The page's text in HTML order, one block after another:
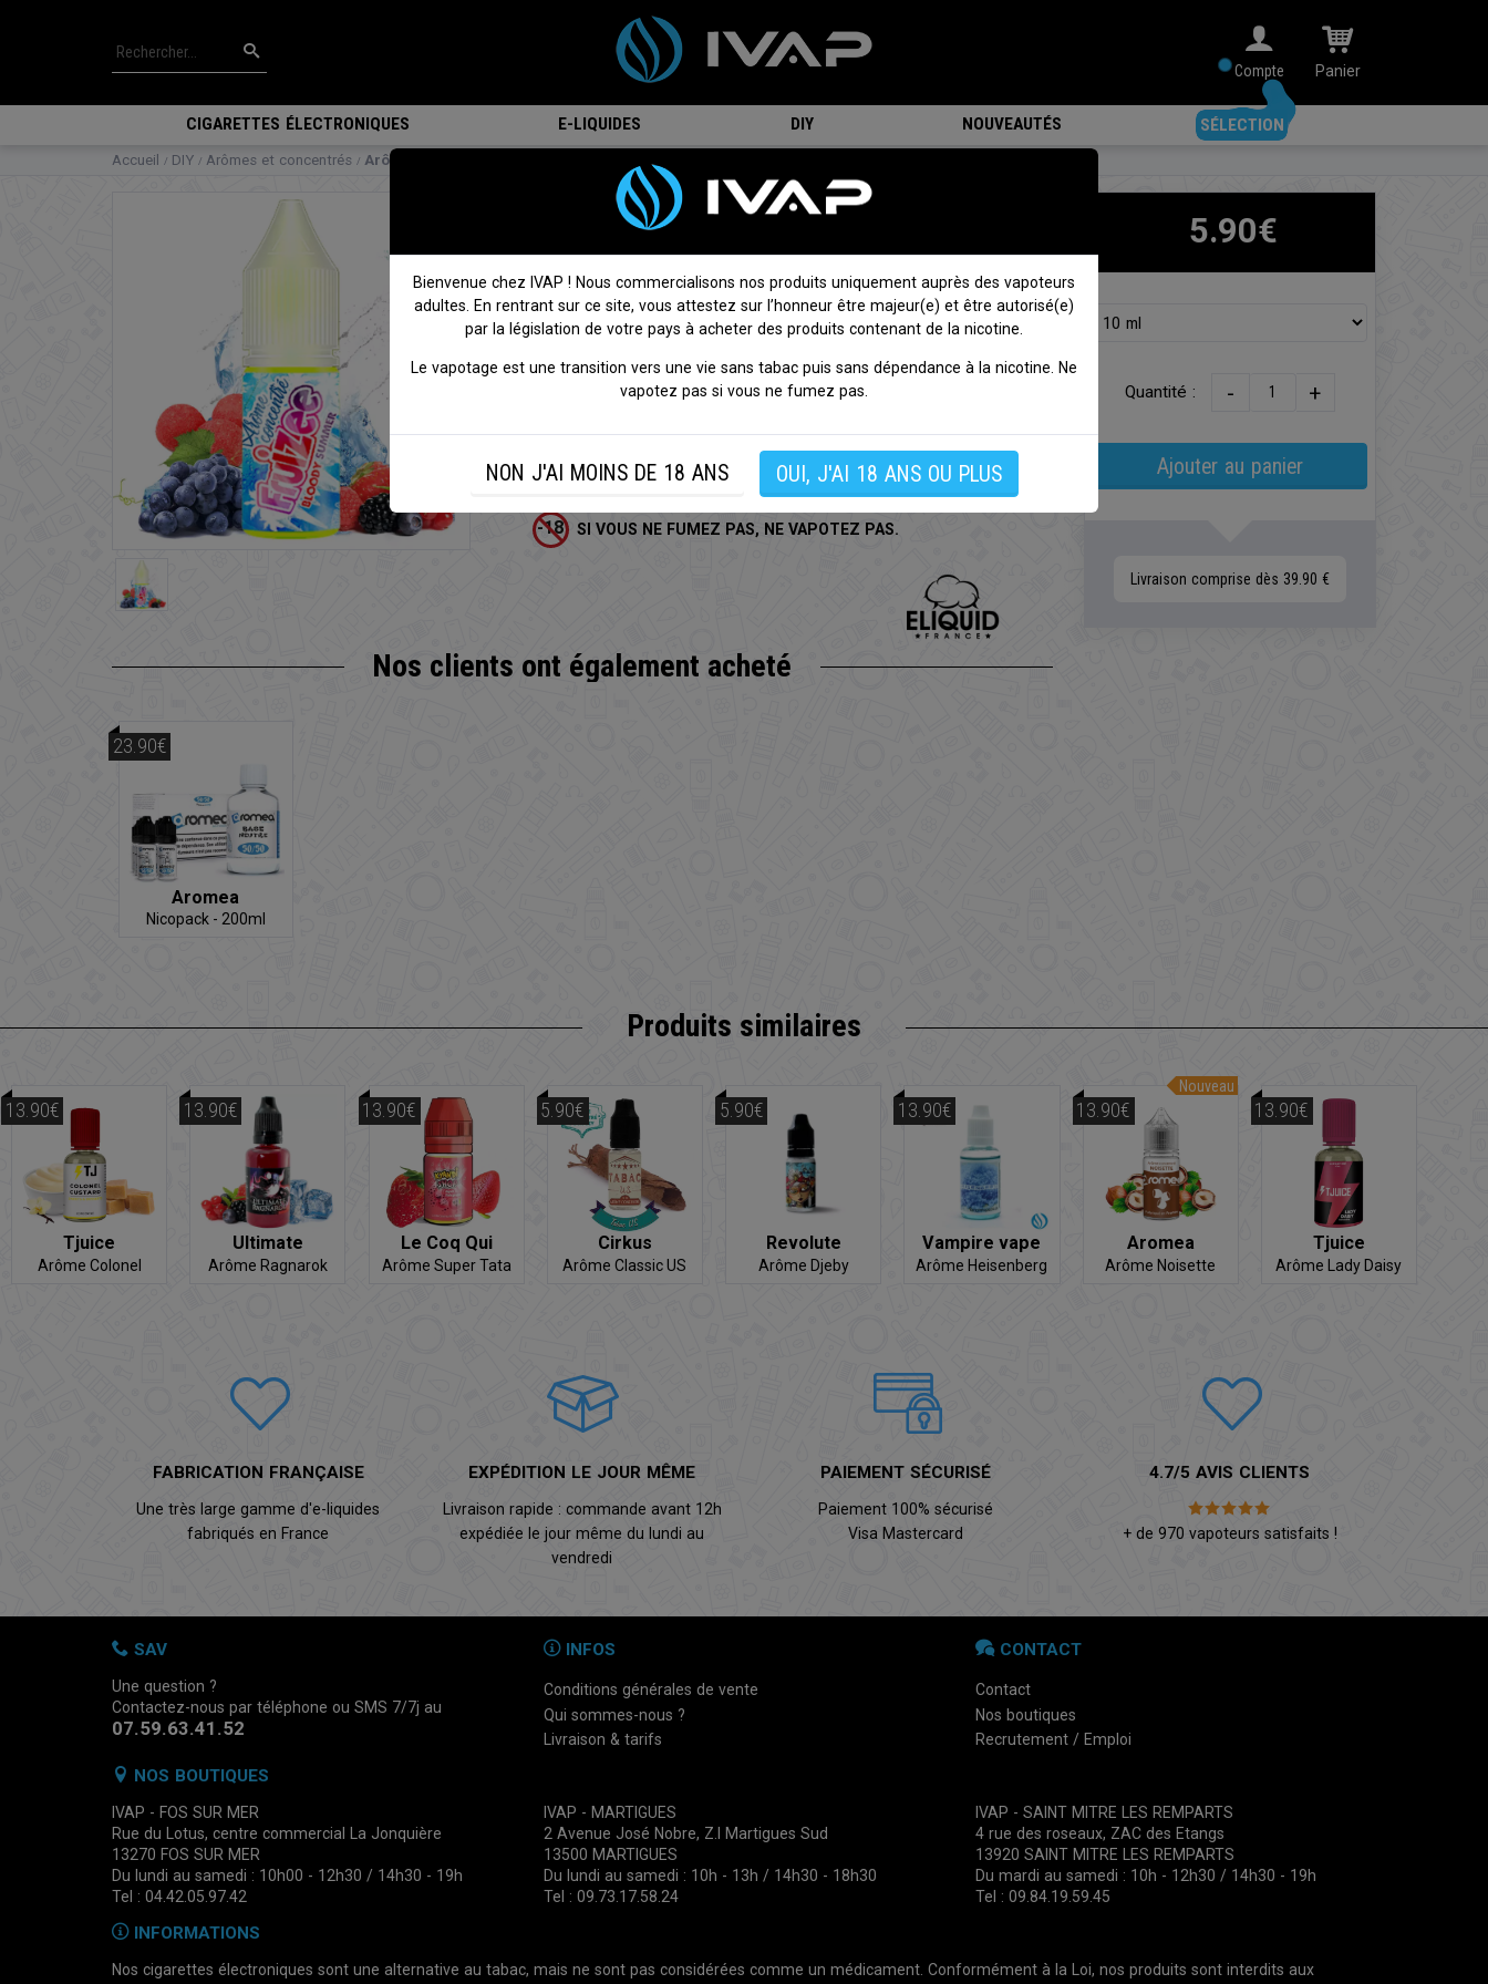
Panier
Compte
CIGARETTES ÉLECTRONIQUES E-LIQUIDES DIY NOUVEAUTÉS SÉLECTION
Accueil DIY Arômes et concentrés Arôme Fruizee Bloody Summer - Eliquid france
Arôme Fruizee Bloody Summer - Eliquid
france
On attend votre avis ! Donnez votre avis
Une saveur de fruits rouges, bonbon et raisin complètement givré !
Saveur :Fruité frais
SI VOUS NE FUMEZ PAS, NE VAPOTEZ PAS.
5.90€
Quantité : - +
Ajouter au panier
Livraison comprise dès 39.90 €
Nos clients ont également acheté
Aromea
Nicopack - 200ml
23.90€
Produits similaires
Tjuice
Arôme Colonel
13.90€
Ultimate
Arôme Ragnarok
13.90€
Le Coq Qui
Vape
Arôme Super Tata
13.90€
Cirkus
Arôme Classic US
5.90€
Revolute
Arôme Djeby
5.90€
Vampire vape
Arôme Heisenberg
13.90€
Nouveau
Aromea
Arôme Noisette
13.90€
Tjuice
Arôme Lady Daisy
13.90€
FABRICATION FRANÇAISE
Une très large gamme d'e-liquides
fabriqués en France
EXPÉDITION LE JOUR MÊME
Livraison rapide : commande avant 12h
expédiée le jour même du lundi au
vendredi
PAIEMENT SÉCURISÉ
Paiement 100% sécurisé
Visa Mastercard
4.7/5 AVIS CLIENTS
+ de 970 vapoteurs satisfaits !
SAV
Une question ?
Contactez-nous par téléphone ou SMS 7/7j au
07.59.63.41.52
INFOS
Conditions générales de vente
Qui sommes-nous ?
Livraison & tarifs
CONTACT
Contact
Nos boutiques
Recrutement / Emploi
NOS BOUTIQUES
IVAP - FOS SUR MER
Rue du Lotus, centre commercial La Jonquière
13270 FOS SUR MER
Du lundi au samedi : 10h00 - 12h30 / 14h30 - 19h
Tel : 04.42.05.97.42
IVAP - MARTIGUES
2 Avenue José Nobre, Z.I Martigues Sud
13500 MARTIGUES
Du lundi au samedi : 10h - 13h / 14h30 - 18h30
Tel : 09.73.17.58.24
IVAP - SAINT MITRE LES REMPARTS
4 rue des roseaux, ZAC des Etangs
13920 SAINT MITRE LES REMPARTS
Du mardi au samedi : 10h - 12h30 / 14h30 - 19h
Tel : 09.84.19.59.45
INFORMATIONS
Nos cigarettes électroniques sont une alternative au tabac, mais ne sont pas considérées comme un médicament. Conformément à la Loi, nos produits sont interdits aux
Bienvenue chez IVAP ! Nous commercialisons nos produits uniquement auprès des vapoteurs
adultes. En rentrant sur ce site, vous attestez sur l’honneur être majeur(e) et être autorisé(e)
par la législation de votre pays à acheter des produits contenant de la nicotine.
Le vapotage est une transition vers une vie sans tabac puis sans dépendance à la nicotine. Ne
vapotez pas si vous ne fumez pas.
NON J'AI MOINS DE 18 ANS OUI, J'AI 18 ANS OU PLUS